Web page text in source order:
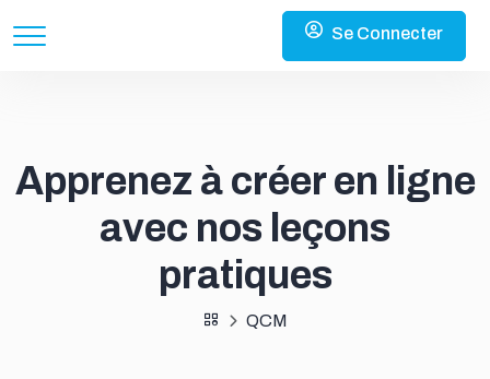
Se Connecter
Apprenez à créer en ligne
avec nos leçons
pratiques
QCM